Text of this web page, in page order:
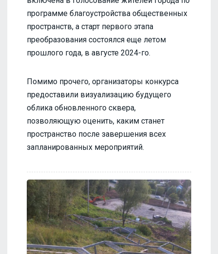
программе благоустройства общественных
пространств, а старт первого этапа
преобразования состоялся еще летом
прошлого года, в августе 2024-го.
Помимо прочего, организаторы конкурса
предоставили визуализацию будущего
облика обновленного сквера,
позволяющую оценить, каким станет
пространство после завершения всех
запланированных мероприятий.